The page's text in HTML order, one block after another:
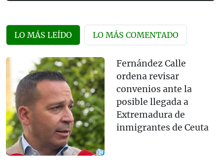
LO MÁS LEÍDO LO MÁS COMENTADO
Fernández Calle
ordena revisar
convenios ante la
posible llegada a
Extremadura de
inmigrantes de Ceuta